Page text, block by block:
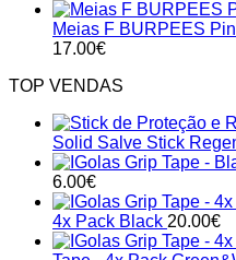
Meias F BURPEES
17.00€
TOP VENDAS
Solid Salve Stick
6.00€
4x Pack Black 20.00€